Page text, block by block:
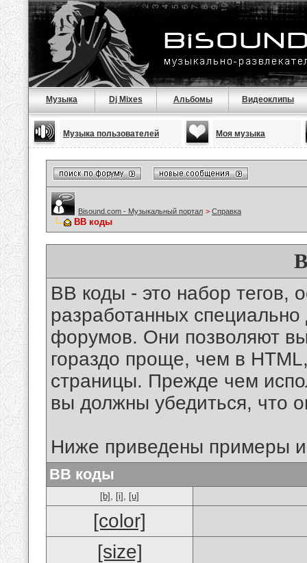
Музыка Dj Mixes Альбомы Видеоклипы
Музыка пользователей Моя музыка
Bisound.com - Музыкальный портал > Справка
BB коды
BB коды - это набор тегов,
разработанных
форумов. Они позволяют
гораздо проще, чем в
страницы. Прежде чем
вы должны убедиться, что
Ниже приведены примеры
BB коды
[b] , [i] , [u]
[color]
[size]